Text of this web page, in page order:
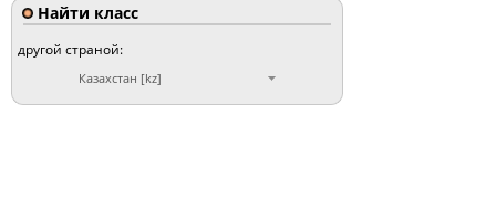
Найти класс
другой страной:
Казахстан [kz]